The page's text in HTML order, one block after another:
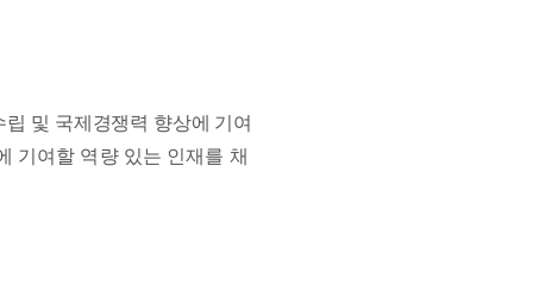
및 국제경쟁력 향상에 기여
기여할 역량 있는 인재를 채